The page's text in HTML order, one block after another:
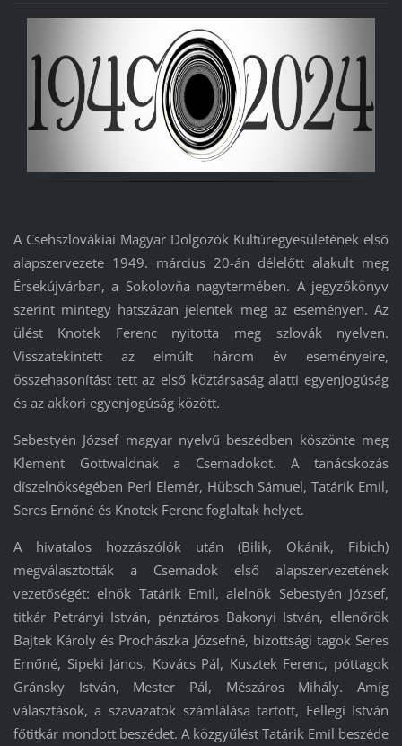
A Csehszlovákiai Magyar Dolgozók Kultúregyesületének első
alapszervezete 1949. március 20-án délelőtt alakult meg
Érsekújvárban, a Sokolovňa nagytermében. A jegyzőkönyv
szerint mintegy hatszázan jelentek meg az eseményen. Az
ülést Knotek Ferenc nyitotta meg szlovák nyelven.
Visszatekintett az elmúlt három év eseményeire,
összehasonítást tett az első köztársaság alatti egyenjogúság
és az akkori egyenjogúság között.
Sebestyén József magyar nyelvű beszédben köszönte meg
Klement Gottwaldnak a Csemadokot. A tanácskozás
díszelnökségében Perl Elemér, Hübsch Sámuel, Tatárik Emil,
Seres Ernőné és Knotek Ferenc foglaltak helyet.
A hivatalos hozzászólók után (Bilik, Okánik, Fibich)
megválasztották a Csemadok első alapszervezetének
vezetőségét: elnök Tatárik Emil, alelnök Sebestyén József,
titkár Petrányi István, pénztáros Bakonyi István, ellenőrök
Bajtek Károly és Prochászka Józsefné, bizottsági tagok Seres
Ernőné, Sipeki János, Kovács Pál, Kusztek Ferenc, póttagok
Gránsky István, Mester Pál, Mészáros Mihály. Amíg
választások, a szavazatok számlálása tartott, Fellegi István
főtitkár mondott beszédet. A közgyűlést Tatárik Emil beszéde